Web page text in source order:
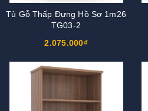
Tủ Gỗ Thấp Đựng Hồ Sơ 1m26
TG03-2
2.075.000₫